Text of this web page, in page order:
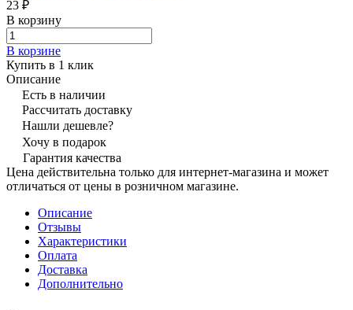
23 ₽
В корзину
В корзине
Купить в 1 клик
Описание
Есть в наличии
Рассчитать доставку
Нашли дешевле?
Хочу в подарок
Гарантия качества
Цена действительна только для интернет-магазина и может
отличаться от цены в розничном магазине.
Описание
Отзывы
Характеристики
Оплата
Доставка
Дополнительно